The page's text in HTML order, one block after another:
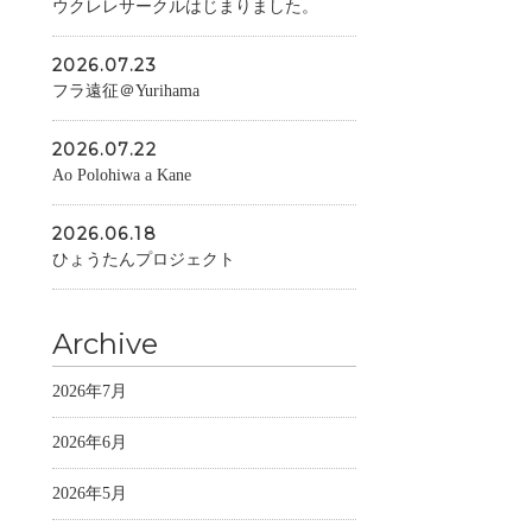
ウクレレサークルはじまりました。
2026.07.23
フラ遠征＠Yurihama
2026.07.22
Ao Polohiwa a Kane
2026.06.18
ひょうたんプロジェクト
Archive
2026年7月
2026年6月
2026年5月